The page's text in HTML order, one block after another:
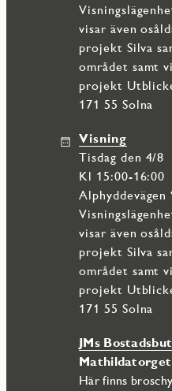
visar även
projekt Silva
området samt
projekt
171 55 Solna
Visning
tisdag den 4/8
Kl 15:00-16:00
Alphyddevägen
visar även
projekt Silva
området samt
projekt
171 55 Solna
JMs
Mathildatorget
Här finns